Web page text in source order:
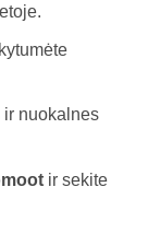
nuokalnes
ir sekite